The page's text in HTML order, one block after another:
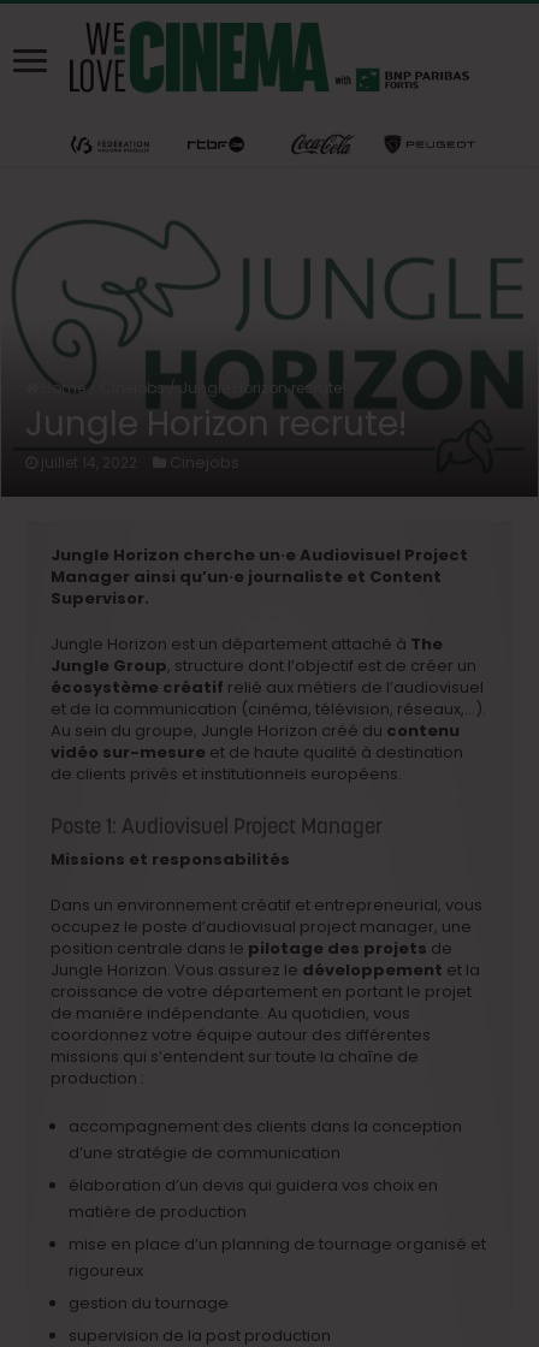
Home/ Cinejobs/Jungle Horizon recrute!
Jungle Horizon recrute!
juillet 14, 2022 Cinejobs
Jungle Horizon cherche un·e Audiovisuel Project
Manager ainsi qu’un·e journaliste et Content
Supervisor.
Jungle Horizon est un département attaché à The
Jungle Group, structure dont l’objectif est de créer un
écosystème créatif relié aux métiers de l’audiovisuel
et de la communication (cinéma, télévision, réseaux,…).
Au sein du groupe, Jungle Horizon créé du contenu
vidéo sur-mesure et de haute qualité à destination
de clients privés et institutionnels européens.
Poste 1: Audiovisuel Project Manager
Missions et responsabilités
Dans un environnement créatif et entrepreneurial, vous
occupez le poste d’audiovisual project manager, une
position centrale dans le pilotage des projets de
Jungle Horizon. Vous assurez le développement et la
croissance de votre département en portant le projet
de manière indépendante. Au quotidien, vous
coordonnez votre équipe autour des différentes
missions qui s’entendent sur toute la chaîne de
production :
accompagnement des clients dans la conception
d’une stratégie de communication
élaboration d’un devis qui guidera vos choix en
matière de production
mise en place d’un planning de tournage organisé et
rigoureux
gestion du tournage
supervision de la post production